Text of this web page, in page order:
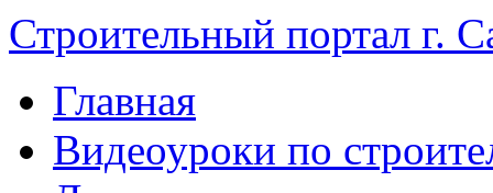
Строительный портал г.
Главная
Видеоуроки по